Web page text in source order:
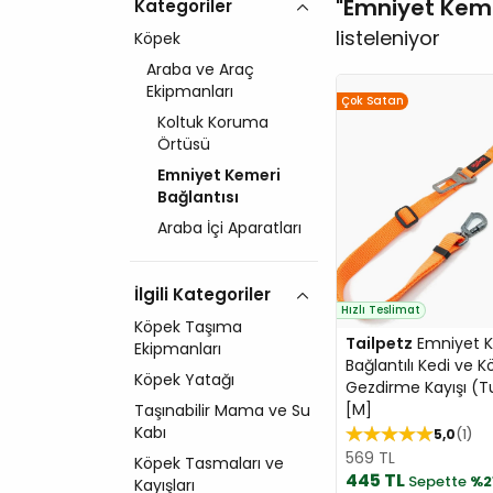
Kategoriler
Köpek
Araba ve Araç
Ekipmanları
Koltuk Koruma
Örtüsü
Emniyet Kemeri
Bağlantısı
Araba İçi Aparatları
İlgili Kategoriler
Köpek Taşıma
Ekipmanları
Köpek Yatağı
Taşınabilir Mama ve Su
Kabı
Köpek Tasmaları ve
Kayışları
Emniyet
listeleniyor
Çok Satan
Hızlı Teslimat
Tailpetz Emniyet
Bağlantılı Kedi ve
Gezdirme Kayışı
[M]
5,0 1
569 TL
445 TL Sepette